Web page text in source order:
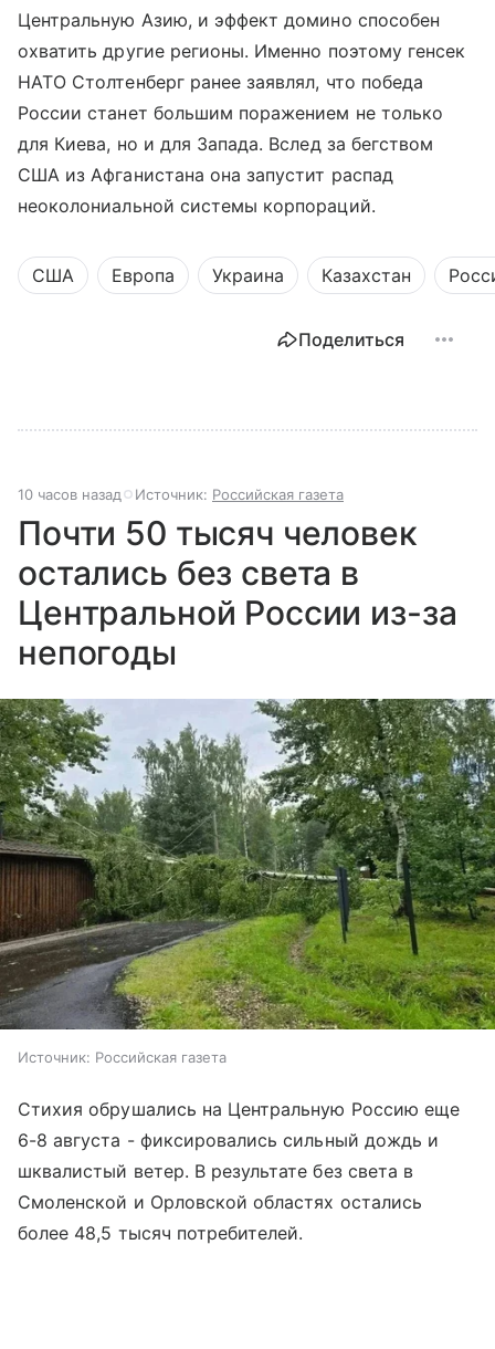
Центральную Азию, и эффект домино способен
охватить другие регионы. Именно поэтому генсек
НАТО Столтенберг ранее заявлял, что победа
России станет большим поражением не только
для Киева, но и для Запада. Вслед за бегством
США из Афганистана она запустит распад
неоколониальной системы корпораций.
США Европа Украина Казахстан
Поделиться
10 часов назад Источник: Российская газета
Почти 50 тысяч человек
остались без света в
Центральной России из-за
непогоды
Источник: Российская газета
Стихия обрушались на Центральную Россию еще
6-8 августа - фиксировались сильный дождь и
шквалистый ветер. В результате без света в
Смоленской и Орловской областях остались
более 48,5 тысяч потребителей.